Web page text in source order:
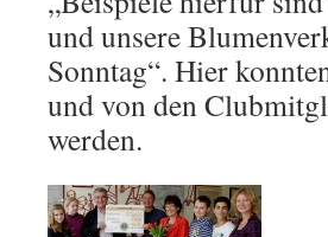
und unsere
Sonntag“. Hier
und von den
werden.